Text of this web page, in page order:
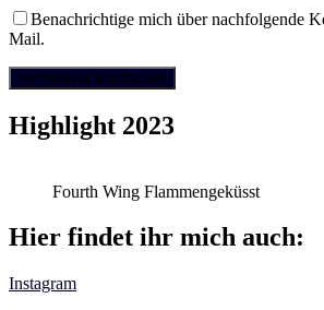
Benachrichtige mich über nachfolgende
Mail.
Highlight 2023
Fourth Wing Flammengeküsst
Hier findet ihr mich auch:
Instagram